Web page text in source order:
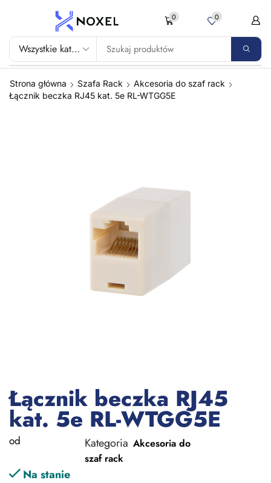
0 0
Strona główna Szafa Rack
Akcesoria do szaf rack
Łącznik beczka RJ45 kat. 5e RL-WTGG5E
Łącznik beczka RJ45
kat. 5e RL-WTGG5E
od Kategoria Akcesoria do
szaf rack
Na stanie